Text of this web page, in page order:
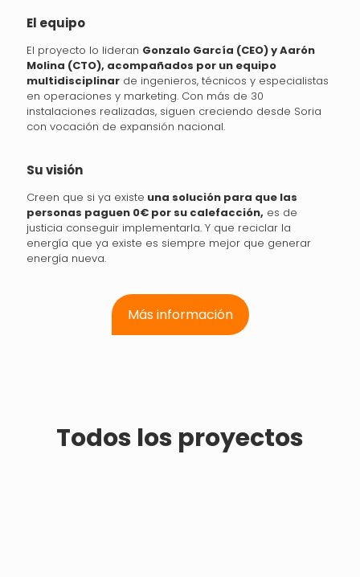
El equipo
El proyecto lo lideran Gonzalo García (CEO) y Aarón
Molina (CTO), acompañados por un equipo
multidisciplinar de ingenieros, técnicos y especialistas
en operaciones y marketing. Con más de 30
instalaciones realizadas, siguen creciendo desde Soria
con vocación de expansión nacional.
Su visión
Creen que si ya existe una solución para que las
personas paguen 0€ por su calefacción, es de
justicia conseguir implementarla. Y que reciclar la
energía que ya existe es siempre mejor que generar
energía nueva.
Más información
Todos los proyectos